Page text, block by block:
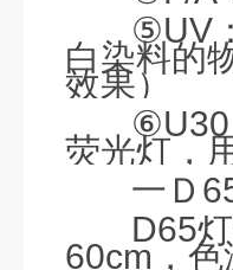
⑤UV
白染料的
效果）
⑥U30
荧光灯 ，
一Ｄ
D65
60cm ，